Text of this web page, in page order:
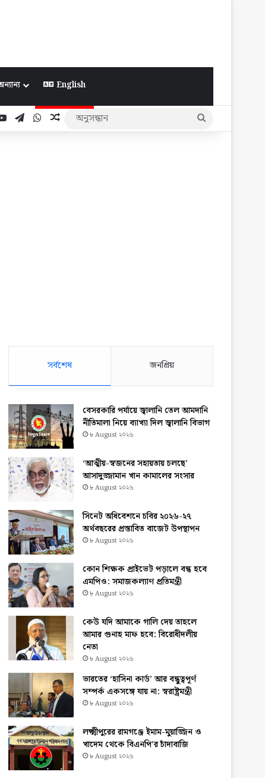
English
YouTubeTelegramWhatsApp
Random Article
সর্বশেষ জনপ্রিয়
বেসরকারি পর্যায়ে জ্বালানি তেল আমদানি
নীতিমালা নিয়ে ব্যাখ্যা দিল জ্বালানি বিভাগ
৮ August ২০২৬
‘আত্মীয়-স্বজনের সহায়তায় চলছে’
আসাদুজ্জামান খান কামালের সংসার
৮ August ২০২৬
সিনেট অধিবেশনে চবির ২০২৬-২৭
অর্থবছরের প্রস্তাবিত বাজেট উপস্থাপন
৮ August ২০২৬
কোন শিক্ষক প্রাইভেট পড়ালে বন্ধ হবে
এমপিও: সমাজকল্যাণ প্রতিমন্ত্রী
৮ August ২০২৬
কেউ যদি আমাকে গালি দেয় তাহলে
আমার গুনাহ মাফ হবে: বিরোধীদলীয়
নেতা
৮ August ২০২৬
ভারতের ‘হাসিনা কার্ড’ আর বন্ধুত্বপূর্ণ
সম্পর্ক একসঙ্গে যায় না: স্বরাষ্ট্রমন্ত্রী
৮ August ২০২৬
লক্ষ্মীপুরের রামগঞ্জে ইমাম-মুয়াজ্জিন ও
খাদেম থেকে বিএনপি’র চাঁদাবাজি
৮ August ২০২৬